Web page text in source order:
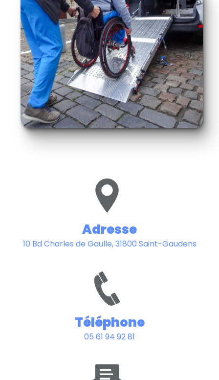
Adresse
10 Bd Charles de Gaulle, 31800 Saint-Gaudens
Téléphone
05 61 94 92 81